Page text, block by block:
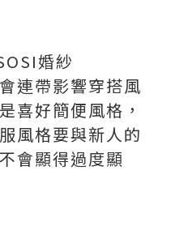
婚紗
連帶影響穿搭風
喜好簡便風格，
風格要與新人的
會顯得過度顯